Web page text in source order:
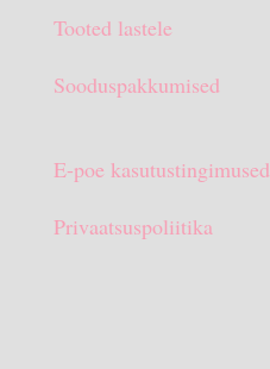
Tooted lastele
Sooduspakkumised
E-poe kasutustingimused
Privaatsuspoliitika